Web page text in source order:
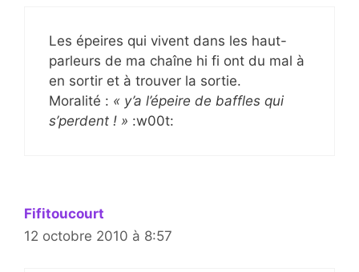
Les épeires qui vivent dans les haut-
parleurs de ma chaîne hi fi ont du mal à
en sortir et à trouver la sortie.
Moralité : « y’a l’épeire de baffles qui
s’perdent ! » :w00t:
Fifitoucourt
12 octobre 2010 à 8:57